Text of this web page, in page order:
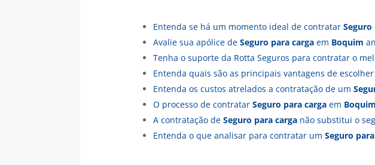
Entenda se há um momento ideal de contratar
Avalie sua apólice de Seguro para cargaem Boquim
Tenha o suporte da Rotta Seguros para contratar o
Entenda quais são as principais vantagens de
Entenda os custos atrelados a contratação de um
O processo de contratar Seguro para cargaem Boquim
A contratação de Seguro para carganão substitui o
Entenda o que analisar para contratar um Seguro